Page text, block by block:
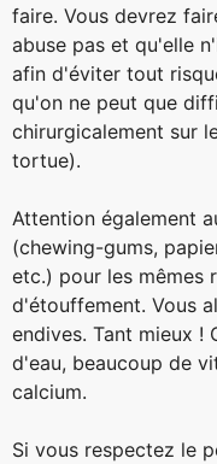
faire. Vous devrez
abuse pas et qu'elle
afin d'éviter tout
qu'on ne peut que
chirurgicalement sur
tortue).
Attention également
(chewing-gums,
etc.) pour les mêmes
d'étouffement. Vous
endives. Tant mieux !
d'eau, beaucoup de
calcium.
Si vous respectez le